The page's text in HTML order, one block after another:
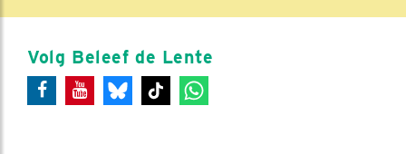
Volg Beleef de Lente